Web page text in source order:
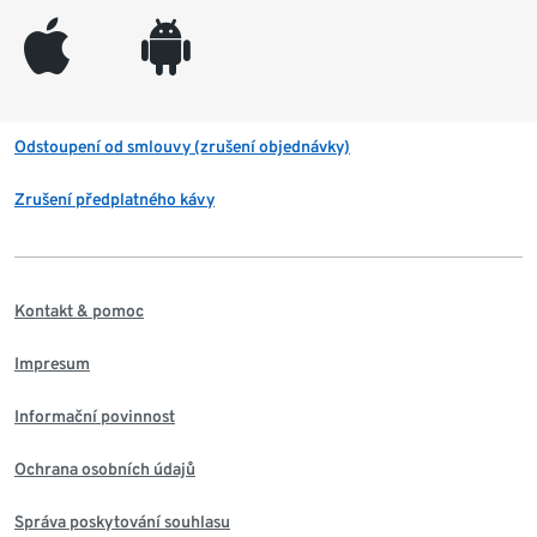
appleinc android
Odstoupení od smlouvy (zrušení objednávky)
Zrušení předplatného kávy
Kontakt & pomoc
Impresum
Informační povinnost
Ochrana osobních údajů
Správa poskytování souhlasu